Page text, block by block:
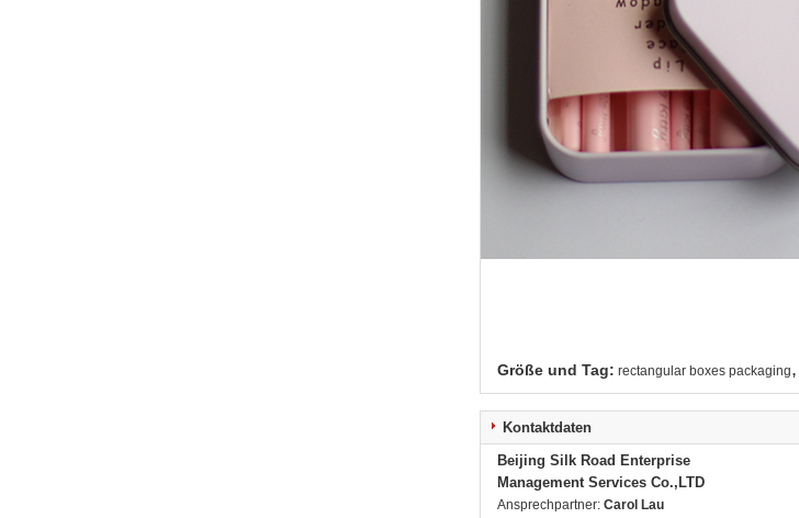
Größe und Tag: rectangular boxes packaging,
Kontaktdaten
Beijing Silk Road Enterprise
Management Services Co.,LTD
Ansprechpartner: Carol Lau